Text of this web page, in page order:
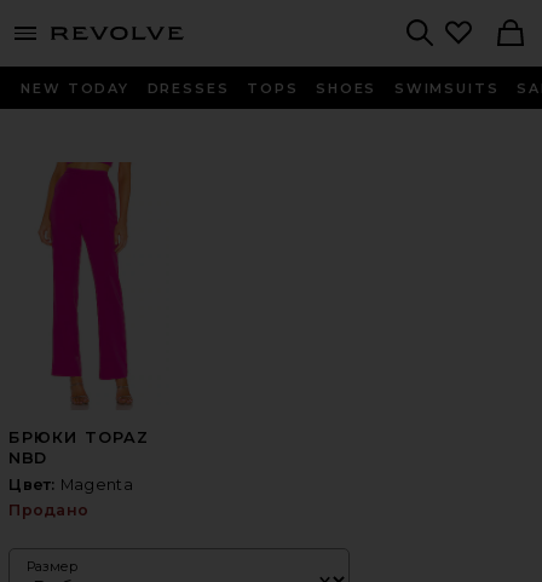
menu - shows more content
NEW TODAY DRESSES TOPS SHOES SWIMSUITS
БРЮКИ TOPAZ
NBD
Цвет: Magenta
Продано
Размер